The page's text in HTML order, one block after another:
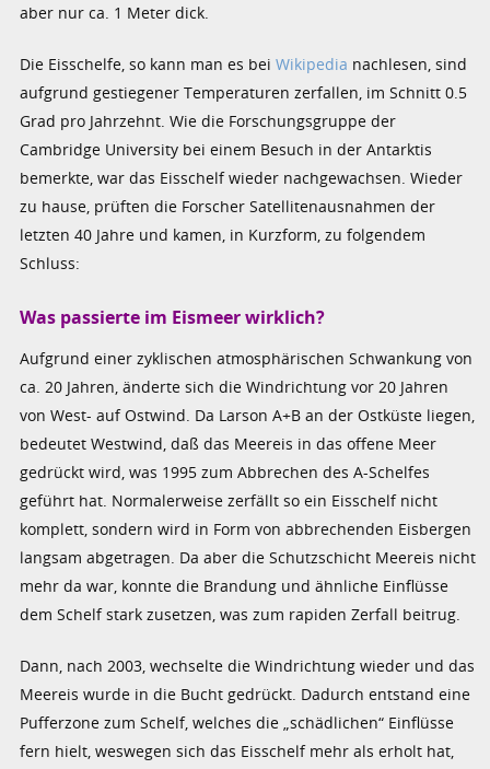
aber nur ca. 1 Meter dick.
Die Eisschelfe, so kann man es beiWikipedia nachlesen, sind
aufgrund gestiegener Temperaturen zerfallen, im Schnitt 0.5
Grad pro Jahrzehnt. Wie die Forschungsgruppe der
Cambridge University bei einem Besuch in der Antarktis
bemerkte, war das Eisschelf wieder nachgewachsen. Wieder
zu hause, prüften die Forscher Satellitenausnahmen der
letzten 40 Jahre und kamen, in Kurzform, zu folgendem
Schluss:
Was passierte im Eismeer wirklich?
Aufgrund einer zyklischen atmosphärischen Schwankung von
ca. 20 Jahren, änderte sich die Windrichtung vor 20 Jahren
von West- auf Ostwind. Da Larson A+B an der Ostküste liegen,
bedeutet Westwind, daß das Meereis in das offene Meer
gedrückt wird, was 1995 zum Abbrechen des A-Schelfes
geführt hat. Normalerweise zerfällt so ein Eisschelf nicht
komplett, sondern wird in Form von abbrechenden Eisbergen
langsam abgetragen. Da aber die Schutzschicht Meereis nicht
mehr da war, konnte die Brandung und ähnliche Einflüsse
dem Schelf stark zusetzen, was zum rapiden Zerfall beitrug.
Dann, nach 2003, wechselte die Windrichtung wieder und das
Meereis wurde in die Bucht gedrückt. Dadurch entstand eine
Pufferzone zum Schelf, welches die „schädlichen“ Einflüsse
fern hielt, weswegen sich das Eisschelf mehr als erholt hat,